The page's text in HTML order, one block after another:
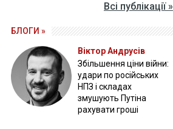
Всі публікації »
БЛОГИ »
Віктор Андрусів
Збільшення ціни війни:
удари по російських
НПЗ і складах
змушують Путіна
рахувати гроші